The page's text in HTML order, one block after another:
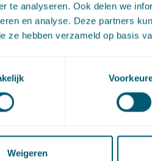
te analyseren. Ook delen we
en analyse. Deze partners
ze hebben verzameld op basis
Weigeren
Naar het oordeel van de
vertrouwen dat, indien zij
zij niet zou handelen in
van het aanvaardbaar
Volgens de Afdeling klemt